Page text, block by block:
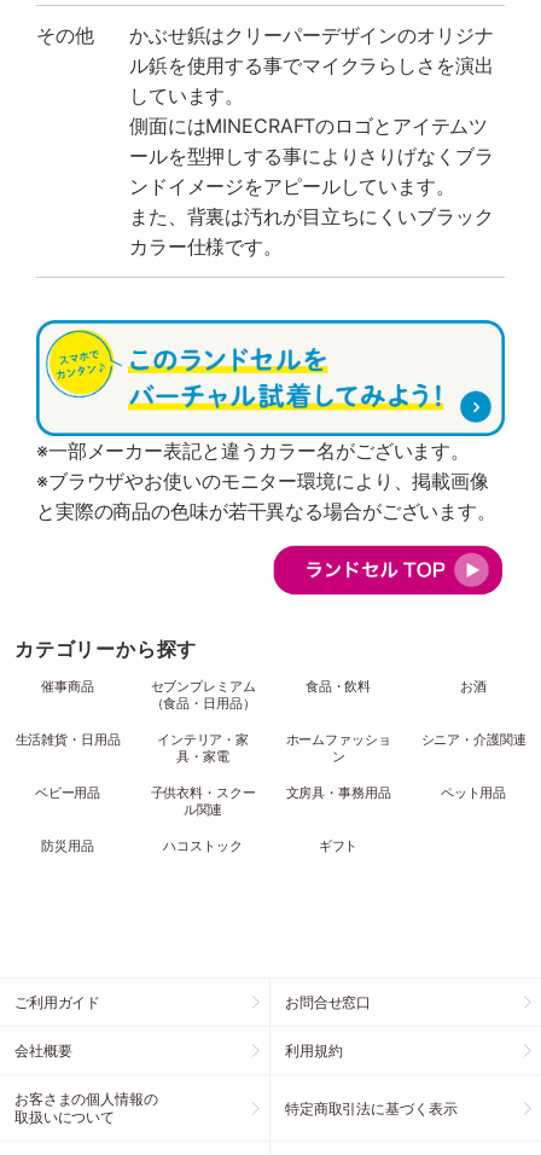
その他
かぶせ鋲はクリーパーデザインのオリジナ
ル鋲を使用する事でマイクラらしさを演出
しています。
側面にはMINECRAFTのロゴとアイテムツ
ールを型押しする事によりさりげなくブラ
ンドイメージをアピールしています。
また、背裏は汚れが目立ちにくいブラック
カラー仕様です。
※一部メーカー表記と違うカラー名がございます。
※ブラウザやお使いのモニター環境により、掲載画像
と実際の商品の色味が若干異なる場合がございます。
カテゴリーから探す
催事商品
セブンプレミアム
（食品・日用品）
食品・飲料 お酒
生活雑貨・日用品
インテリア・家
具・家電
ホームファッショ
ン
シニア・介護関連
ベビー用品
子供衣料・スクー
ル関連
文房具・事務用品 ペット用品
防災用品 ハコストック ギフト
ご利用ガイド お問合せ窓口
会社概要 利用規約
お客さまの個人情報の
取扱いについて
特定商取引法に基づく表示